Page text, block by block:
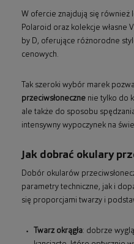
W ofercie znajdują się również
Polaroid oraz kolekcje własne
by D, oferujące różnorodne
cenowych.
Tak szeroki wybór marek
przeciwsłoneczne nie tylko do
ale także do sposobu
intensywny wypoczynek na
Jak dobrać okulary
Dobór okularów
parametry techniczne, jak i
się proporcjami twarzy i
Twarz okrągła: dobrze